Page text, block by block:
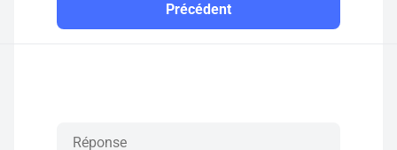
Précédent